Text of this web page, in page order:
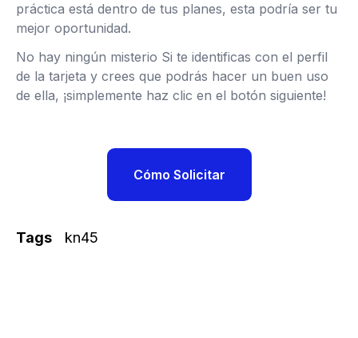
práctica está dentro de tus planes, esta podría ser tu
mejor oportunidad.
No hay ningún misterio Si te identificas con el perfil
de la tarjeta y crees que podrás hacer un buen uso
de ella, ¡simplemente haz clic en el botón siguiente!
Cómo Solicitar
Tags kn45